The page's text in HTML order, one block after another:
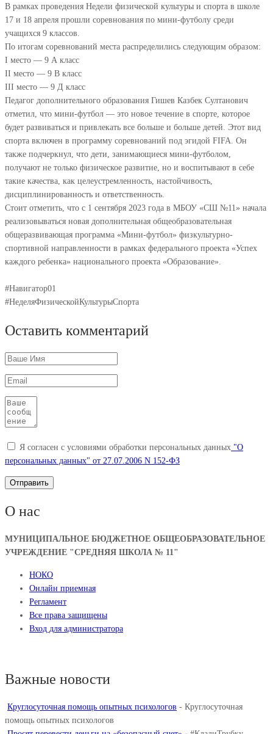
В рамках проведения Недели физической культуры и спорта в школе
17 и 18 апреля прошли соревнования по мини-футболу среди
учащихся 9 классов.
По итогам соревнований места распределились следующим образом:
I место — 9 А класс
II место — 9 В класс
III место — 9 Д класс
Педагог дополнительного образования Гишев Казбек Султанович
отметил, что мини-футбол — это новое течение в спорте, которое
будет развиваться и привлекать все больше и больше детей. Этот вид
спорта включен в программу соревнований под эгидой FIFA. Он
также подчеркнул, что дети, занимающиеся мини-футболом,
получают не только физическое развитие, но и воспитывают в себе
такие качества, как целеустремленность, настойчивость,
дисциплинированность и ответственность.
Стоит отметить, что с 1 сентября 2023 года в МБОУ «СШ №11» начала
реализовываться новая дополнительная общеобразовательная
общеразвивающая программа «Мини-футбол» физкультурно-
спортивной направленности в рамках федерального проекта «Успех
каждого ребенка» национального проекта «Образование».
#Навигатор01
#НеделяФизическойКультурыСпорта
Оставить комментарий
Я согласен с условиями обработки персональных данных "О
персональных данных" от 27.07.2006 N 152-ФЗ
О нас
МУНИЦИПАЛЬНОЕ БЮДЖЕТНОЕ ОБЩЕОБРАЗОВАТЕЛЬНОЕ
УЧРЕЖДЕНИЕ "СРЕДНЯЯ ШКОЛА № 11"
НОКО
Онлайн приемная
Регламент
Все права защищены
Вход для администратора
Важные новости
Круглосуточная помощь опытных психологов - Круглосуточная
помощь опытных психологов